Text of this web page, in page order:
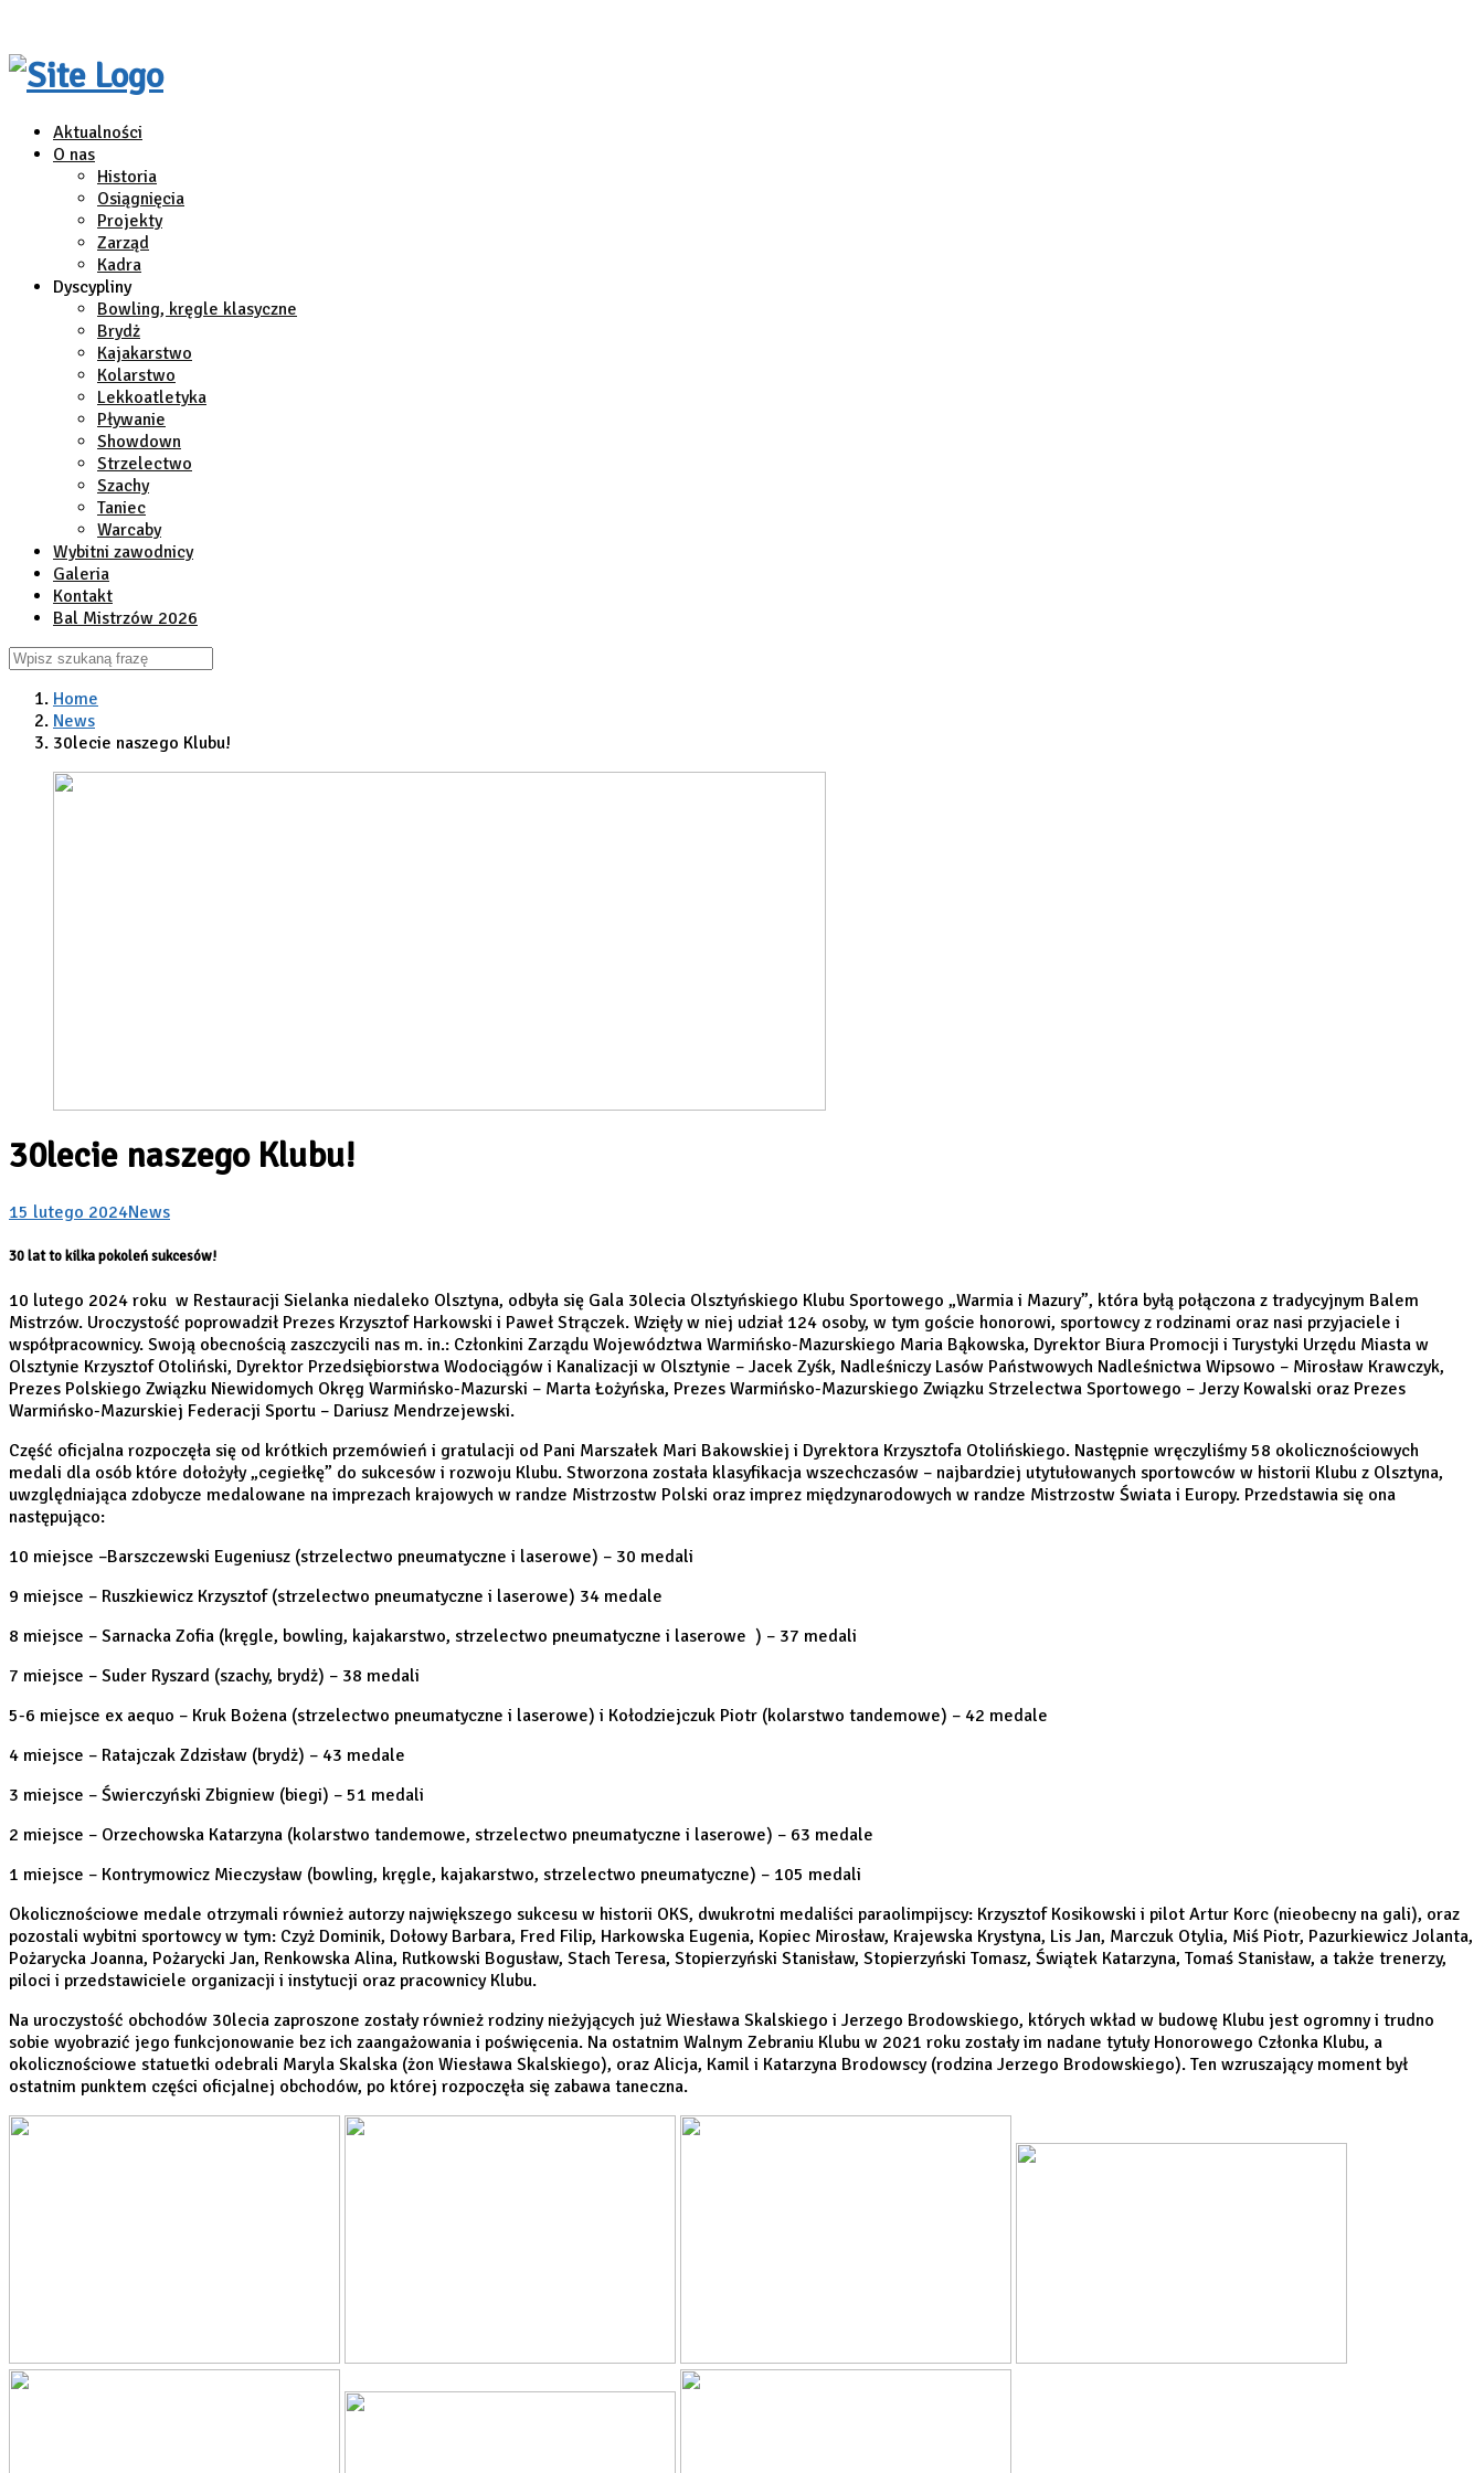
Aktualności
O nas
Historia
Osiągnięcia
Projekty
Zarząd
Kadra
Dyscypliny
Bowling, kręgle klasyczne
Brydż
Kajakarstwo
Kolarstwo
Lekkoatletyka
Pływanie
Showdown
Strzelectwo
Szachy
Taniec
Warcaby
Wybitni zawodnicy
Galeria
Kontakt
Bal Mistrzów 2026
Home
News
30lecie naszego Klubu!
30lecie naszego Klubu!
15 lutego 2024News
30 lat to kilka pokoleń sukcesów!
10 lutego 2024 roku w Restauracji Sielanka niedaleko Olsztyna, odbyła się Gala 30lecia Olsztyńskiego Klubu Sportowego „Warmia i Mazury”, która byłą połączona z tradycyjnym Balem
Mistrzów. Uroczystość poprowadził Prezes Krzysztof Harkowski i Paweł Strączek. Wzięły w niej udział 124 osoby, w tym goście honorowi, sportowcy z rodzinami oraz nasi przyjaciele i
współpracownicy. Swoją obecnością zaszczycili nas m. in.: Członkini Zarządu Województwa Warmińsko-Mazurskiego Maria Bąkowska, Dyrektor Biura Promocji i Turystyki Urzędu Miasta w
Olsztynie Krzysztof Otoliński, Dyrektor Przedsiębiorstwa Wodociągów i Kanalizacji w Olsztynie – Jacek Zyśk, Nadleśniczy Lasów Państwowych Nadleśnictwa Wipsowo – Mirosław Krawczyk,
Prezes Polskiego Związku Niewidomych Okręg Warmińsko-Mazurski – Marta Łożyńska, Prezes Warmińsko-Mazurskiego Związku Strzelectwa Sportowego – Jerzy Kowalski oraz Prezes
Warmińsko-Mazurskiej Federacji Sportu – Dariusz Mendrzejewski.
Część oficjalna rozpoczęła się od krótkich przemówień i gratulacji od Pani Marszałek Mari Bakowskiej i Dyrektora Krzysztofa Otolińskiego. Następnie wręczyliśmy 58 okolicznościowych
medali dla osób które dołożyły „cegiełkę” do sukcesów i rozwoju Klubu. Stworzona została klasyfikacja wszechczasów – najbardziej utytułowanych sportowców w historii Klubu z Olsztyna,
uwzględniająca zdobycze medalowane na imprezach krajowych w randze Mistrzostw Polski oraz imprez międzynarodowych w randze Mistrzostw Świata i Europy. Przedstawia się ona
następująco:
10 miejsce –Barszczewski Eugeniusz (strzelectwo pneumatyczne i laserowe) – 30 medali
9 miejsce – Ruszkiewicz Krzysztof (strzelectwo pneumatyczne i laserowe) 34 medale
8 miejsce – Sarnacka Zofia (kręgle, bowling, kajakarstwo, strzelectwo pneumatyczne i laserowe ) – 37 medali
7 miejsce – Suder Ryszard (szachy, brydż) – 38 medali
5-6 miejsce ex aequo – Kruk Bożena (strzelectwo pneumatyczne i laserowe) i Kołodziejczuk Piotr (kolarstwo tandemowe) – 42 medale
4 miejsce – Ratajczak Zdzisław (brydż) – 43 medale
3 miejsce – Świerczyński Zbigniew (biegi) – 51 medali
2 miejsce – Orzechowska Katarzyna (kolarstwo tandemowe, strzelectwo pneumatyczne i laserowe) – 63 medale
1 miejsce – Kontrymowicz Mieczysław (bowling, kręgle, kajakarstwo, strzelectwo pneumatyczne) – 105 medali
Okolicznościowe medale otrzymali również autorzy największego sukcesu w historii OKS, dwukrotni medaliści paraolimpijscy: Krzysztof Kosikowski i pilot Artur Korc (nieobecny na gali), oraz
pozostali wybitni sportowcy w tym: Czyż Dominik, Dołowy Barbara, Fred Filip, Harkowska Eugenia, Kopiec Mirosław, Krajewska Krystyna, Lis Jan, Marczuk Otylia, Miś Piotr, Pazurkiewicz Jolanta,
Pożarycka Joanna, Pożarycki Jan, Renkowska Alina, Rutkowski Bogusław, Stach Teresa, Stopierzyński Stanisław, Stopierzyński Tomasz, Świątek Katarzyna, Tomaś Stanisław, a także trenerzy,
piloci i przedstawiciele organizacji i instytucji oraz pracownicy Klubu.
Na uroczystość obchodów 30lecia zaproszone zostały również rodziny nieżyjących już Wiesława Skalskiego i Jerzego Brodowskiego, których wkład w budowę Klubu jest ogromny i trudno
sobie wyobrazić jego funkcjonowanie bez ich zaangażowania i poświęcenia. Na ostatnim Walnym Zebraniu Klubu w 2021 roku zostały im nadane tytuły Honorowego Członka Klubu, a
okolicznościowe statuetki odebrali Maryla Skalska (żon Wiesława Skalskiego), oraz Alicja, Kamil i Katarzyna Brodowscy (rodzina Jerzego Brodowskiego). Ten wzruszający moment był
ostatnim punktem części oficjalnej obchodów, po której rozpoczęła się zabawa taneczna.